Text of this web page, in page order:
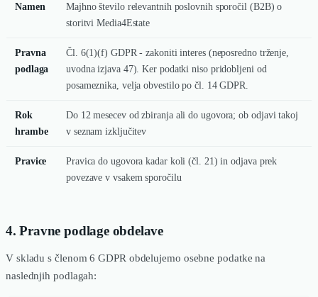
Namen
Majhno število relevantnih poslovnih sporočil (B2B) o
storitvi Media4Estate
Pravna
podlaga
Čl. 6(1)(f) GDPR - zakoniti interes (neposredno trženje,
uvodna izjava 47). Ker podatki niso pridobljeni od
posameznika, velja obvestilo po čl. 14 GDPR.
Rok
hrambe
Do 12 mesecev od zbiranja ali do ugovora; ob odjavi takoj
v seznam izključitev
Pravice
Pravica do ugovora kadar koli (čl. 21) in odjava prek
povezave v vsakem sporočilu
4. Pravne podlage obdelave
V skladu s členom 6 GDPR obdelujemo osebne podatke na
naslednjih podlagah: